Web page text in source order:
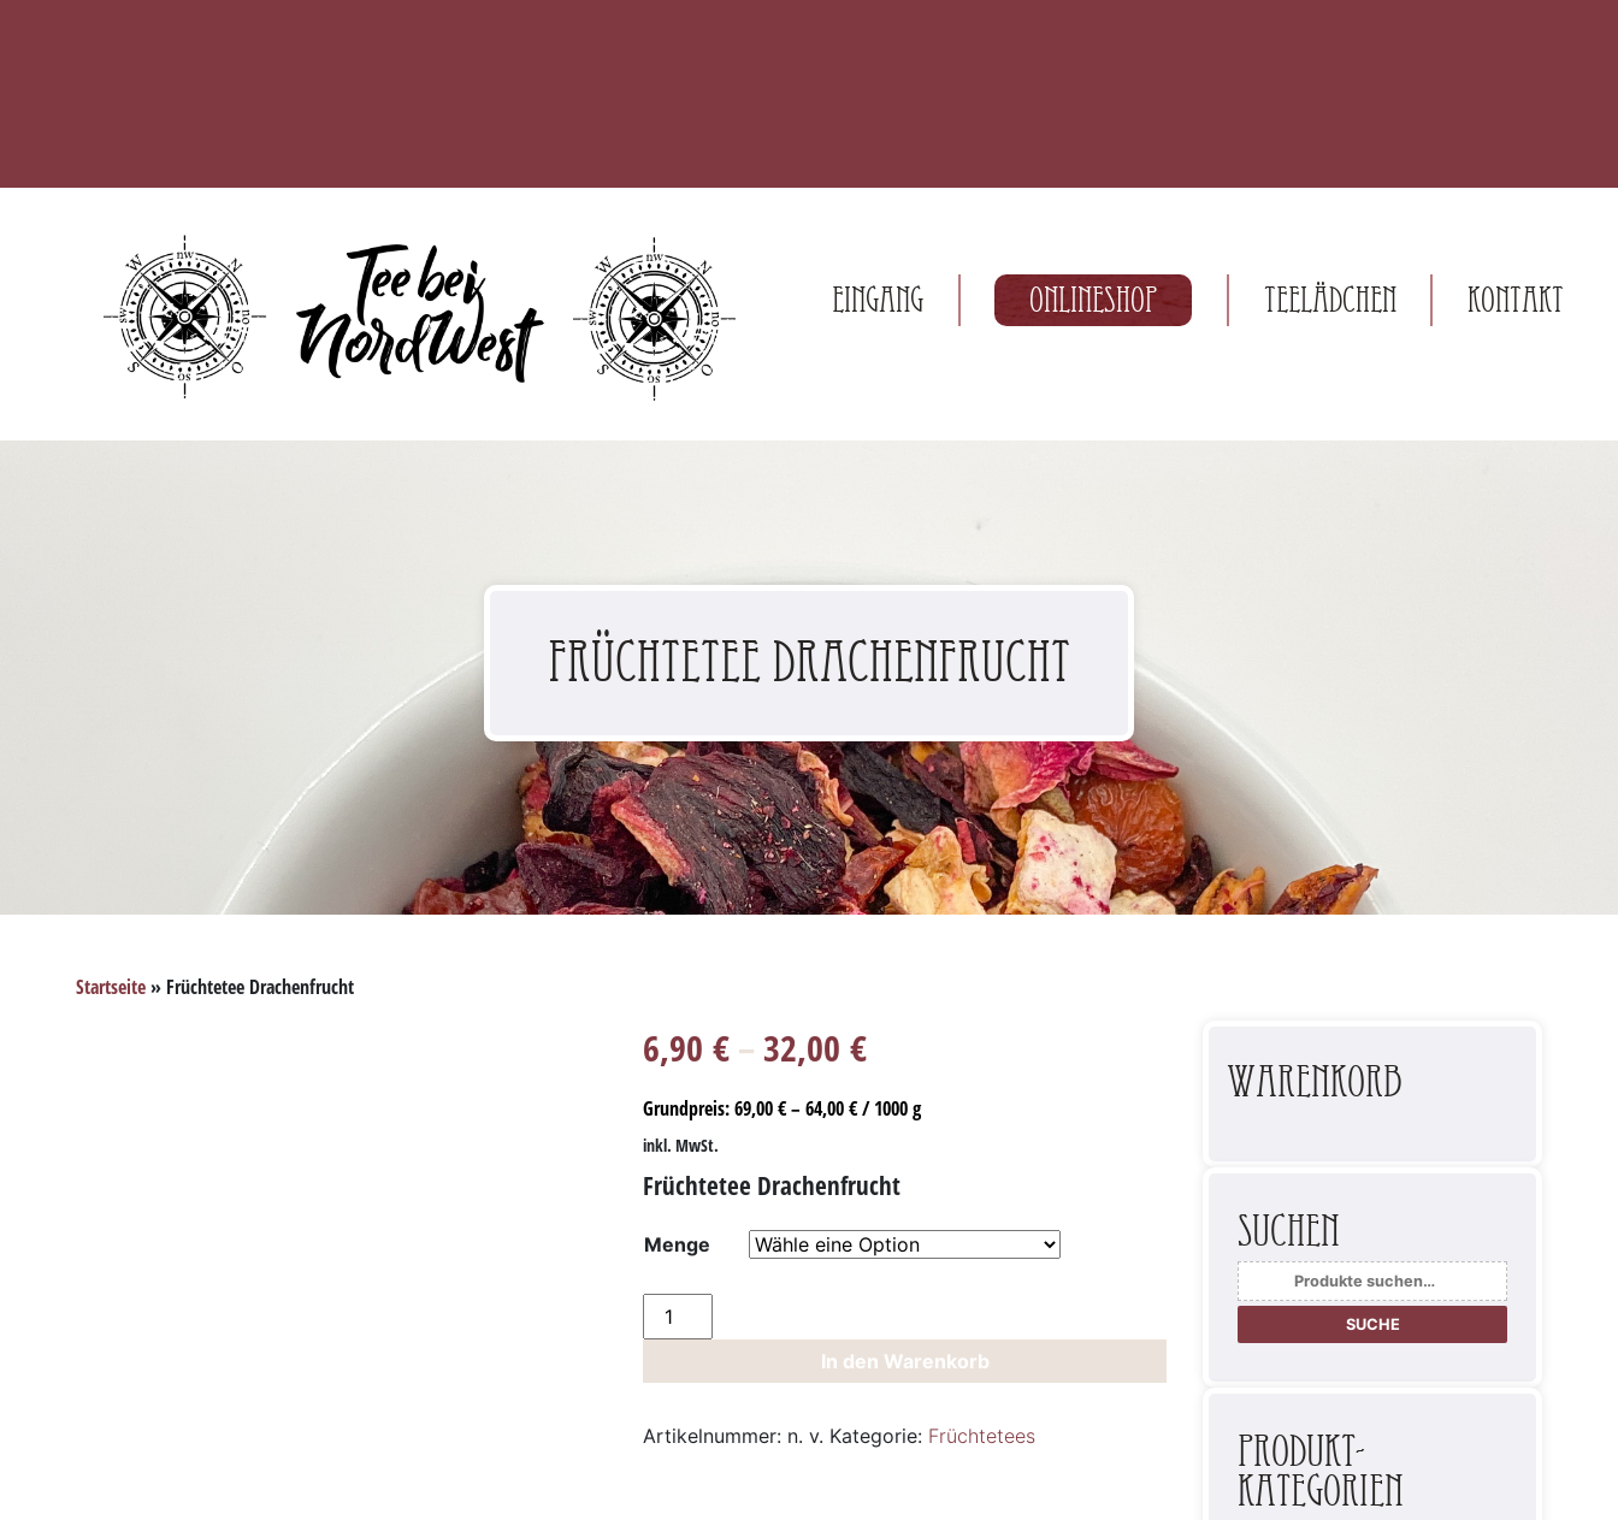
Eingang Onlineshop Teelädchen Kontakt
Früchtetee Drachenfrucht
Startseite » Früchtetee Drachenfrucht
6,90€– 32,00€
Grundpreis:69,00€–64,00€/1000g
inkl. MwSt.
Früchtetee Drachenfrucht
Menge
Früchtetee
Drachenfrucht
In den Warenkorb
Artikelnummer: n. v. Kategorie: Früchtetees
Warenkorb
Suchen
Suche
nach:
SUCHE
Produkt-
Kategorien